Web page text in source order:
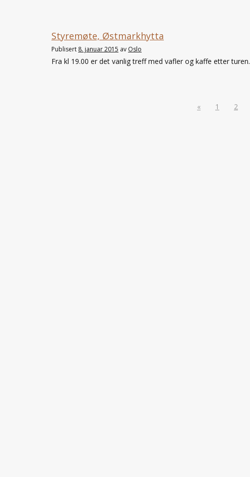
Styremøte, Østmarkhytta
Publisert 8. januar 2015 av Oslo
Fra kl 19.00 er det vanlig treff med vafler og kaffe etter turen.
« 1 2